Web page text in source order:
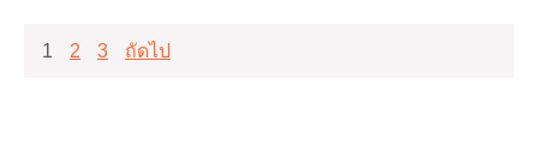
แนะแนว
1 2 3 ถัดไป